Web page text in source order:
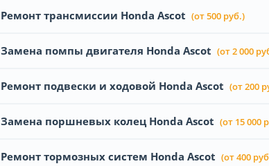
Ремонт трансмиссии Honda Ascot (от 500 руб.)
Замена помпы двигателя Honda Ascot (от 2 000
Ремонт подвески и ходовой Honda Ascot (от 200
Замена поршневых колец Honda Ascot (от 15 000
Ремонт тормозных систем Honda Ascot (от 400